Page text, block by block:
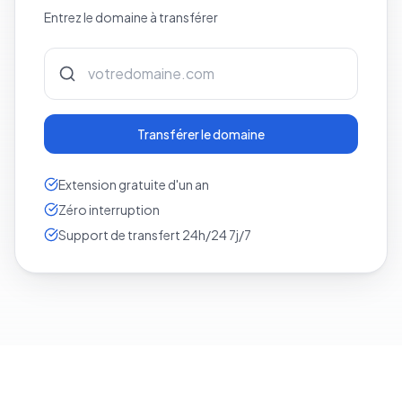
Entrez le domaine à transférer
Transférer le domaine
Extension gratuite d'un an
Zéro interruption
Support de transfert 24h/24 7j/7